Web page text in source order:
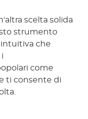
scelta solida
strumento
che
come
ti consente di